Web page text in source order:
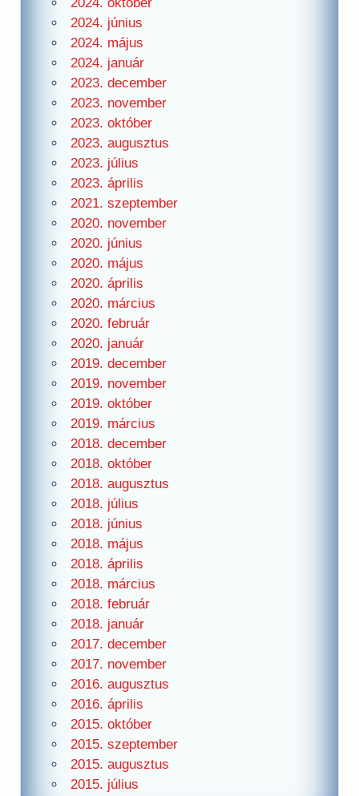
2024. június
2024. május
2024. január
2023. december
2023. november
2023. október
2023. augusztus
2023. július
2023. április
2021. szeptember
2020. november
2020. június
2020. május
2020. április
2020. március
2020. február
2020. január
2019. december
2019. november
2019. október
2019. március
2018. december
2018. október
2018. augusztus
2018. július
2018. június
2018. május
2018. április
2018. március
2018. február
2018. január
2017. december
2017. november
2016. augusztus
2016. április
2015. október
2015. szeptember
2015. augusztus
2015. július